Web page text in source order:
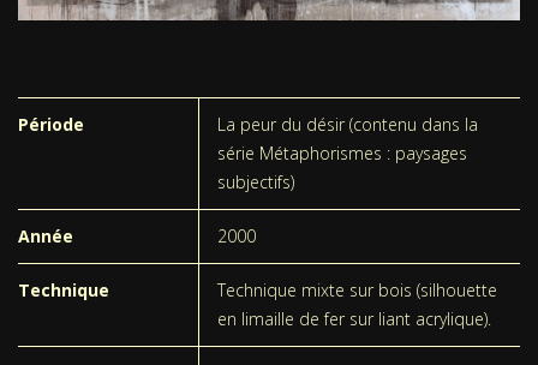
Période
La peur du désir (contenu dans la
série Métaphorismes : paysages
subjectifs)
Année 2000
Technique
Technique mixte sur bois (silhouette
en limaille de fer sur liant acrylique).